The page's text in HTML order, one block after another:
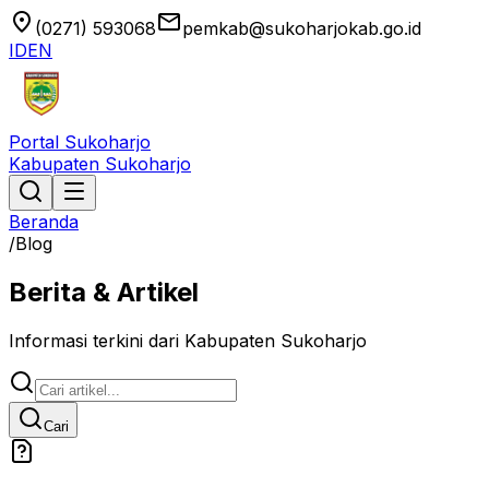
location_on (0271) 593068emailpemkab@sukoharjokab.go.id
IDEN
Portal Sukoharjo
Kabupaten Sukoharjo
Beranda
/Blog
Berita & Artikel
Informasi terkini dari Kabupaten Sukoharjo
Cari